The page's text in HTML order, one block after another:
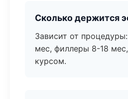
Сколько держится
Зависит от
мес, филлеры 8-18
курсом.